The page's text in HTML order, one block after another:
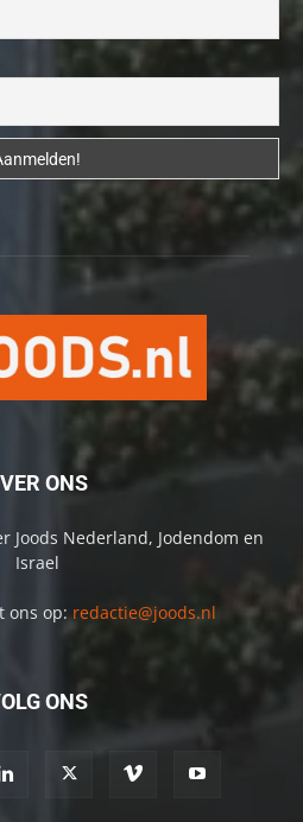
ONS
Joods Nederland, Jodendom en
Israel
ons op: redactie@joods.nl
ONS